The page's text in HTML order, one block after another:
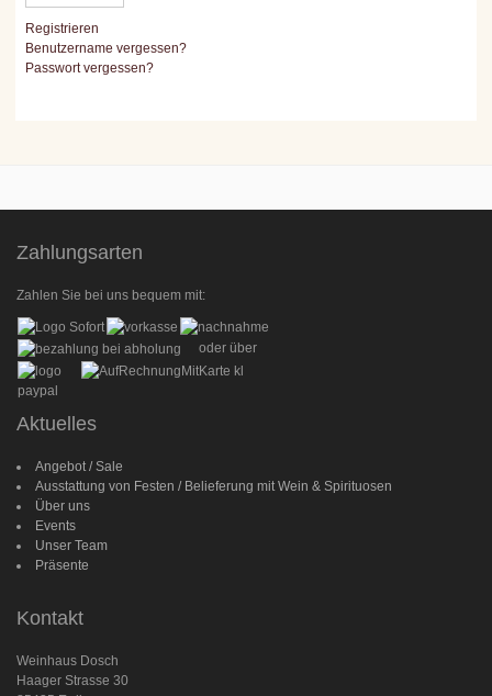
Registrieren
Benutzername vergessen?
Passwort vergessen?
Zahlungsarten
Zahlen Sie bei uns bequem mit:
oder über
Aktuelles
Angebot / Sale
Ausstattung von Festen / Belieferung mit Wein & Spirituosen
Über uns
Events
Unser Team
Präsente
Kontakt
Weinhaus Dosch
Haager Strasse 30